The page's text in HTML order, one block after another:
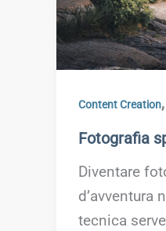
Content Creation,
Fotografia
Diventare
d’avventura
tecnica